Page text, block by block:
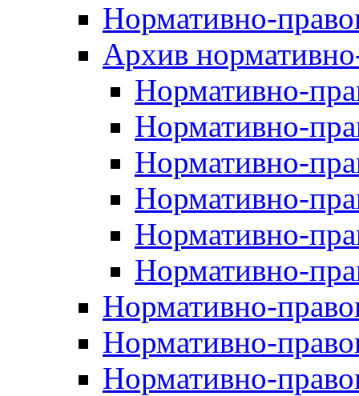
Нормативно-
Архив
Нормативно-
Нормативно-
Нормативно-
Нормативно-
Нормативно-
Нормативно-
Нормативно-
Нормативно-
Нормативно-